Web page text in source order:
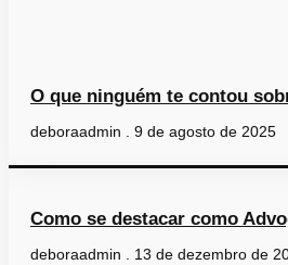
O que ninguém te contou
deboraadmin 9 de agosto de 2025
Como se destacar como
deboraadmin 13 de dezembro de